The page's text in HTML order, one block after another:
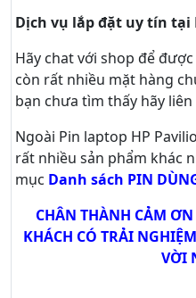
Dịch vụ lắp đặt uy tín tại
Hãy chatvới shop để
còn rất nhiều mặt hàng
bạn chưa tìm thấy hãy liên
Ngoài Pin laptop HP
rất nhiều sản phẩm khác
mục Danh sách PIN
CHÂN THÀNH CẢM
KHÁCH CÓ TRẢI
VỜI